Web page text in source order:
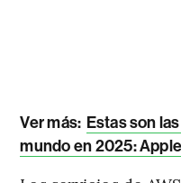
Ver más: Estas son
mundo en 2025: